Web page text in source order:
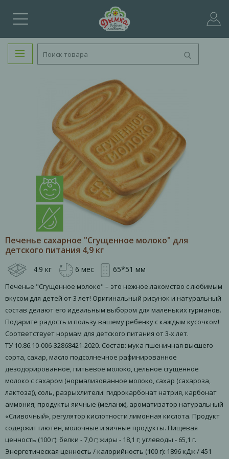
Печенье сахарное "Сгущенное молоко" для
детского питания 4,9 кг
4.9 кг 6 мес 65*51 мм
Печенье "Сгущенное молоко" – это нежное лакомство с любимым
вкусом для детей от 3 лет! Оригинальный рисунок и натуральный
состав делают его идеальным выбором для маленьких гурманов.
Подарите радость и пользу вашему ребенку с каждым кусочком!
Соответствует нормам для детского питания от 3-х лет.
ТУ 10.86.10-006-32868421-2020. Состав: мука пшеничная высшего
сорта, сахар, масло подсолнечное рафинированное
дезодорированное, питьевое молоко, цельное сгущённое
молоко с сахаром (нормализованное молоко, сахар (сахароза,
лактоза)), соль, разрыхлители: гидрокарбонат натрия, карбонат
аммония; продукты яичные (меланж), ароматизатор натуральный
«Сливочный», регулятор кислотности лимонная кислота. Продукт
содержит глютен, молочные и яичные продукты. Пищевая
ценность (100 г): белки - 7,0 г; жиры - 18,1 г; углеводы - 65,1 г.
Энергетическая ценность / калорийность (100 г): 1896 кДж / 451